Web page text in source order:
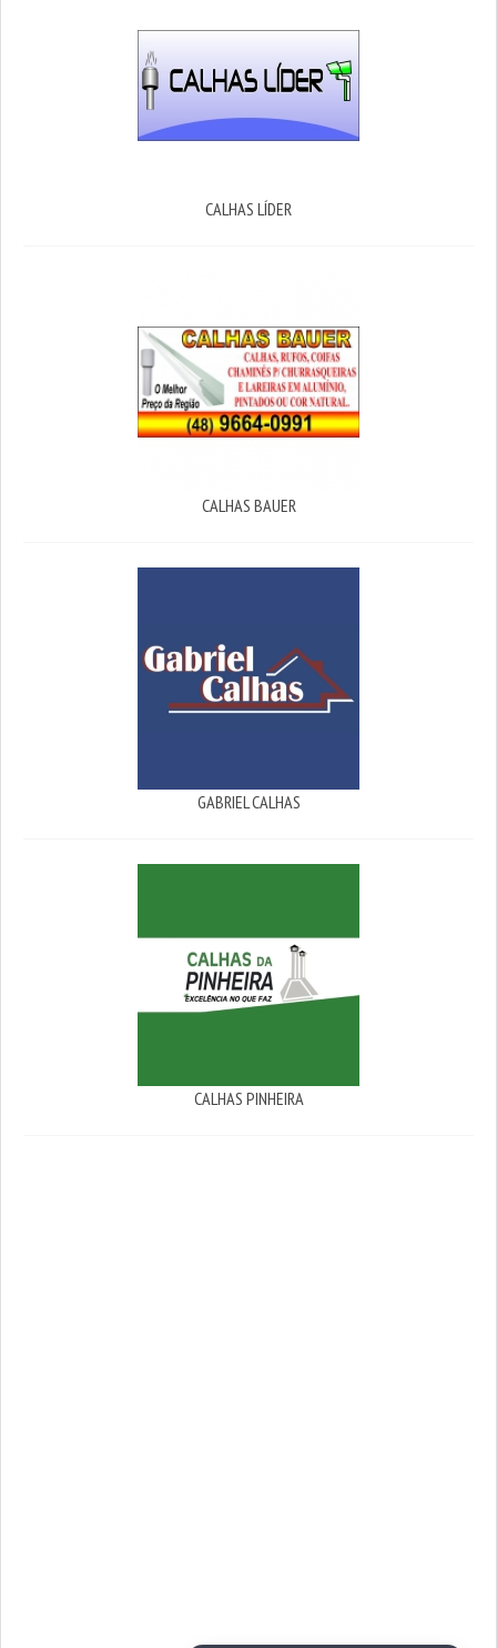
CALHAS LÍDER
CALHAS BAUER
GABRIEL CALHAS
CALHAS PINHEIRA